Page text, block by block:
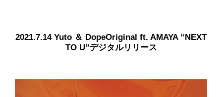
2021.7.14 Yuto ＆ DopeOriginal ft. AMAYA “NEXT
TO U”デジタルリリース